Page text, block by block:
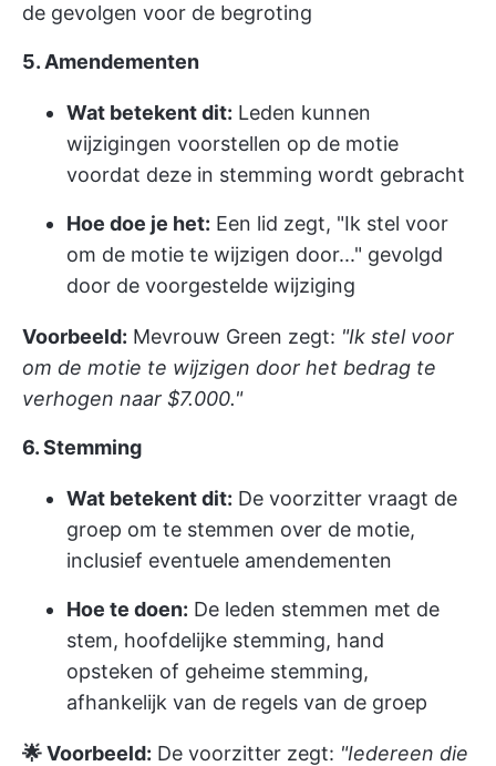
de gevolgen voor de begroting
5. Amendementen
Wat betekent dit: Leden kunnen
wijzigingen voorstellen op de motie
voordat deze in stemming wordt gebracht
Hoe doe je het: Een lid zegt, "Ik stel voor
om de motie te wijzigen door..." gevolgd
door de voorgestelde wijziging
Voorbeeld: Mevrouw Green zegt: "Ik stel voor
om de motie te wijzigen door het bedrag te
verhogen naar $7.000."
6. Stemming
Wat betekent dit: De voorzitter vraagt de
groep om te stemmen over de motie,
inclusief eventuele amendementen
Hoe te doen: De leden stemmen met de
stem, hoofdelijke stemming, hand
opsteken of geheime stemming,
afhankelijk van de regels van de groep
🌟 Voorbeeld: De voorzitter zegt: "Iedereen die